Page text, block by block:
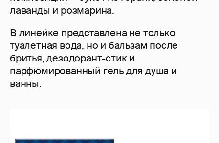
лаванды и розмарина.
В линейке представлена не только
туалетная вода, но и бальзам после
бритья, дезодорант-стик и
парфюмированный гель для душа и
ванны.